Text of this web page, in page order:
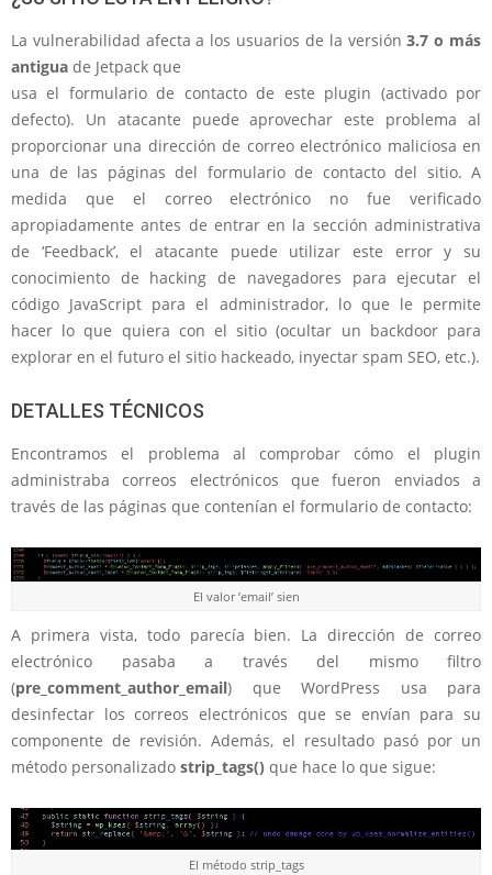
La vulnerabilidad afecta a los usuarios de la versión3.7 o más
antigua de Jetpack que
usa el formulario de contacto de este plugin (activado por
defecto). Un atacante puede aprovechar este problema al
proporcionar una dirección de correo electrónico maliciosa en
una de las páginas del formulario de contacto del sitio. A
medida que el correo electrónico no fue verificado
apropiadamente antes de entrar en la sección administrativa
de ‘Feedback’, el atacante puede utilizar este error y su
conocimiento de hacking de navegadores para ejecutar el
código JavaScript para el administrador, lo que le permite
hacer lo que quiera con el sitio (ocultar un backdoor para
explorar en el futuro el sitio hackeado, inyectar spam SEO, etc.).
DETALLES TÉCNICOS
Encontramos el problema al comprobar cómo el plugin
administraba correos electrónicos que fueron enviados a
través de las páginas que contenían el formulario de contacto:
El valor ’email’ sien
A primera vista, todo parecía bien. La dirección de correo
electrónico pasaba a través del mismo filtro
(pre_comment_author_email) que WordPress usa para
desinfectar los correos electrónicos que se envían para su
componente de revisión. Además, el resultado pasó por un
método personalizado strip_tags() que hace lo que sigue:
El método strip_tags